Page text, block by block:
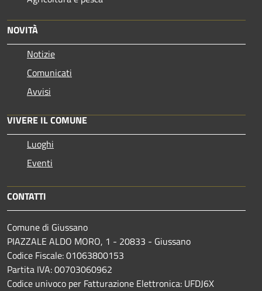
NOVITÀ
Notizie
Comunicati
Avvisi
VIVERE IL COMUNE
Luoghi
Eventi
CONTATTI
Comune di Giussano
PIAZZALE ALDO MORO, 1 - 20833 - Giussano
Codice Fiscale: 01063800153
Partita IVA: 00703060962
Codice univoco per Fatturazione Elettronica: UFDJ6X